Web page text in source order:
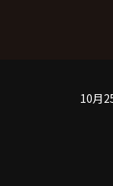
10月